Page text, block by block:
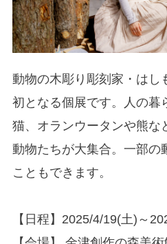
動物の木彫り彫刻家・はし
初となる個展です。人の暮
猫、オランウータンや熊な
動物たちが大集合。一部の
こともできます。
【日程】2025/4/19(土)～